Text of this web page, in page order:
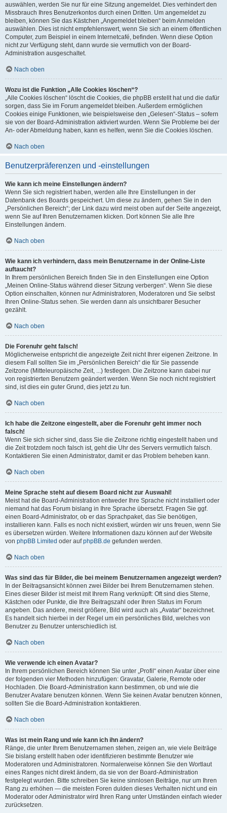
auswählen, werden Sie nur für eine Sitzung angemeldet. Dies verhindert den
Missbrauch Ihres Benutzerkontos durch einen Dritten. Um angemeldet zu
bleiben, können Sie das Kästchen „Angemeldet bleiben“ beim Anmelden
auswählen. Dies ist nicht empfehlenswert, wenn Sie sich an einem öffentlichen
Computer, zum Beispiel in einem Internetcafé, befinden. Wenn diese Option
nicht zur Verfügung steht, dann wurde sie vermutlich von der Board-
Administration ausgeschaltet.
Nach oben
Wozu ist die Funktion „Alle Cookies löschen“?
„Alle Cookies löschen“ löscht die Cookies, die phpBB erstellt hat und die dafür
sorgen, dass Sie im Forum angemeldet bleiben. Außerdem ermöglichen
Cookies einige Funktionen, wie beispielsweise den „Gelesen“-Status – sofern
sie von der Board-Administration aktiviert wurden. Wenn Sie Probleme bei der
An- oder Abmeldung haben, kann es helfen, wenn Sie die Cookies löschen.
Nach oben
Benutzerpräferenzen und -einstellungen
Wie kann ich meine Einstellungen ändern?
Wenn Sie sich registriert haben, werden alle Ihre Einstellungen in der
Datenbank des Boards gespeichert. Um diese zu ändern, gehen Sie in den
„Persönlichen Bereich“; der Link dazu wird meist oben auf der Seite angezeigt,
wenn Sie auf Ihren Benutzernamen klicken. Dort können Sie alle Ihre
Einstellungen ändern.
Nach oben
Wie kann ich verhindern, dass mein Benutzername in der Online-Liste
auftaucht?
In Ihrem persönlichen Bereich finden Sie in den Einstellungen eine Option
„Meinen Online-Status während dieser Sitzung verbergen“. Wenn Sie diese
Option einschalten, können nur Administratoren, Moderatoren und Sie selbst
Ihren Online-Status sehen. Sie werden dann als unsichtbarer Besucher
gezählt.
Nach oben
Die Forenuhr geht falsch!
Möglicherweise entspricht die angezeigte Zeit nicht Ihrer eigenen Zeitzone. In
diesem Fall sollten Sie im „Persönlichen Bereich“ die für Sie passende
Zeitzone (Mitteleuropäische Zeit, ...) festlegen. Die Zeitzone kann dabei nur
von registrierten Benutzern geändert werden. Wenn Sie noch nicht registriert
sind, ist dies ein guter Grund, dies jetzt zu tun.
Nach oben
Ich habe die Zeitzone eingestellt, aber die Forenuhr geht immer noch
falsch!
Wenn Sie sich sicher sind, dass Sie die Zeitzone richtig eingestellt haben und
die Zeit trotzdem noch falsch ist, geht die Uhr des Servers vermutlich falsch.
Kontaktieren Sie einen Administrator, damit er das Problem beheben kann.
Nach oben
Meine Sprache steht auf diesem Board nicht zur Auswahl!
Meist hat die Board-Administration entweder Ihre Sprache nicht installiert oder
niemand hat das Forum bislang in Ihre Sprache übersetzt. Fragen Sie ggf.
einen Board-Administrator, ob er das Sprachpaket, das Sie benötigen,
installieren kann. Falls es noch nicht existiert, würden wir uns freuen, wenn Sie
es übersetzen würden. Weitere Informationen dazu können auf der Website
von phpBB Limited oder aufphpBB.de gefunden werden.
Nach oben
Was sind das für Bilder, die bei meinem Benutzernamen angezeigt werden?
In der Beitragsansicht können zwei Bilder bei Ihrem Benutzernamen stehen.
Eines dieser Bilder ist meist mit Ihrem Rang verknüpft: Oft sind dies Sterne,
Kästchen oder Punkte, die Ihre Beitragszahl oder Ihren Status im Forum
angeben. Das andere, meist größere, Bild wird auch als „Avatar“ bezeichnet.
Es handelt sich hierbei in der Regel um ein persönliches Bild, welches von
Benutzer zu Benutzer unterschiedlich ist.
Nach oben
Wie verwende ich einen Avatar?
In Ihrem persönlichen Bereich können Sie unter „Profil“ einen Avatar über eine
der folgenden vier Methoden hinzufügen: Gravatar, Galerie, Remote oder
Hochladen. Die Board-Administration kann bestimmen, ob und wie die
Benutzer Avatare benutzen können. Wenn Sie keinen Avatar benutzen können,
sollten Sie die Board-Administration kontaktieren.
Nach oben
Was ist mein Rang und wie kann ich ihn ändern?
Ränge, die unter Ihrem Benutzernamen stehen, zeigen an, wie viele Beiträge
Sie bislang erstellt haben oder identifizieren bestimmte Benutzer wie
Moderatoren und Administratoren. Normalerweise können Sie den Wortlaut
eines Ranges nicht direkt ändern, da sie von der Board-Administration
festgelegt wurden. Bitte schreiben Sie keine sinnlosen Beiträge, nur um Ihren
Rang zu erhöhen — die meisten Foren dulden dieses Verhalten nicht und ein
Moderator oder Administrator wird Ihren Rang unter Umständen einfach wieder
zurücksetzen.